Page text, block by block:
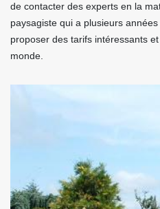
de contacter des experts en la
paysagiste qui a plusieurs
proposer des tarifs intéressants
monde.